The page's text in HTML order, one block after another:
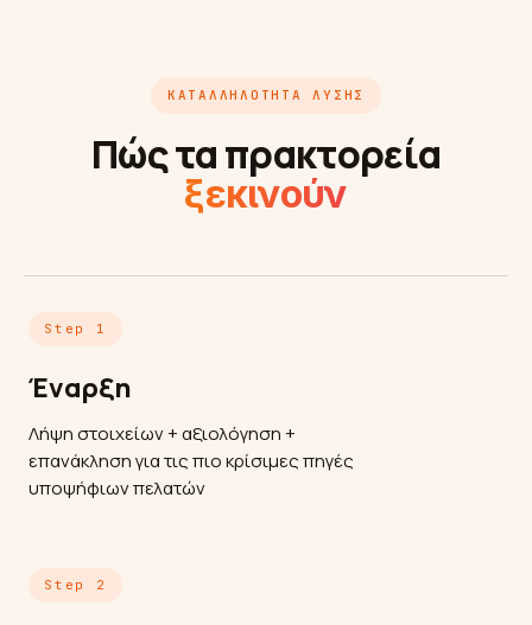
ΚΑΤΑΛΛΗΛΌΤΗΤΑ ΛΎΣΗΣ
Πώς τα πρακτορεία
ξεκινούν
Step 1
Έναρξη
Λήψη στοιχείων + αξιολόγηση +
επανάκληση για τις πιο κρίσιμες πηγές
υποψήφιων πελατών
Step 2